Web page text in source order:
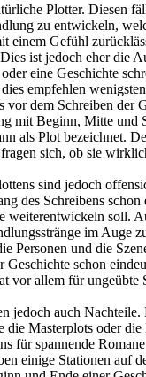
Plotter. Diesen
zu entwickeln,
einem Gefühl
ist jedoch eher die
eine Geschichte
empfehlen
vor dem Schreiben der
mit Beginn, Mitte und
als Plot bezeichnet.
sich, ob sie
sind jedoch
des Schreibens
weiterentwickeln soll.
im Auge
Personen und die
Geschichte schon
vor allem für ungeübte
jedoch auch Nachteile.
die Masterplots oder die
für spannende
einige Stationen auf